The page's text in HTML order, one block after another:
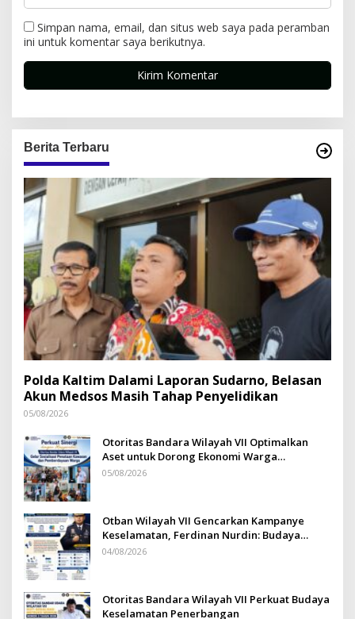
Simpan nama, email, dan situs web saya pada peramban
ini untuk komentar saya berikutnya.
Berita Terbaru
Polda Kaltim Dalami Laporan Sudarno, Belasan
Akun Medsos Masih Tahap Penyelidikan
05/08/2026
Otoritas Bandara Wilayah VII Optimalkan
Aset untuk Dorong Ekonomi Warga
Sepinggan
05/08/2026
Otban Wilayah VII Gencarkan Kampanye
Keselamatan, Ferdinan Nurdin: Budaya
Safety Harus Jadi Komitmen Bersama
04/08/2026
Otoritas Bandara Wilayah VII Perkuat Budaya
Keselamatan Penerbangan